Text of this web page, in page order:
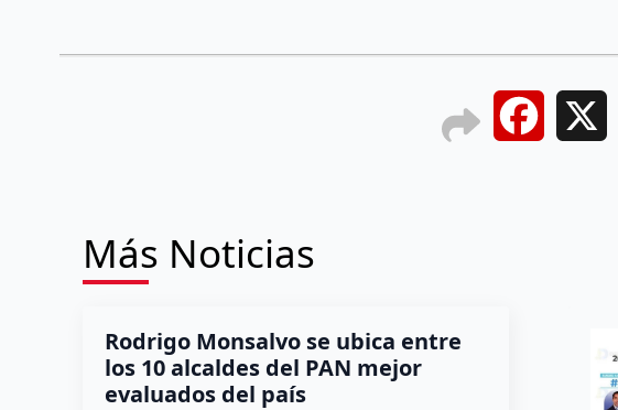
Facebook
Más Noticias
Rodrigo Monsalvo se ubica entre
los 10 alcaldes del PAN mejor
evaluados del país